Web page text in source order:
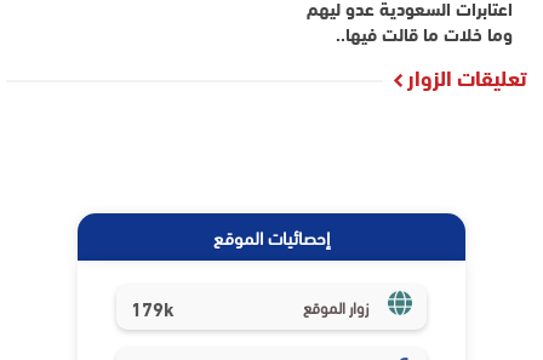
اعتابرات السعودية عدو ليهم
وما خلات ما قالت فيها..
تعليقات الزوار
إحصائيات الموقع
زوار الموقع 179k